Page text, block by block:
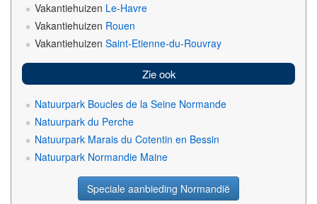
Vakantiehuizen Le-Havre
Vakantiehuizen Rouen
Vakantiehuizen Saint-Etienne-du-Rouvray
Zie ook
Natuurpark Boucles de la Seine Normande
Natuurpark du Perche
Natuurpark Marais du Cotentin en Bessin
Natuurpark Normandie Maine
Speciale aanbieding Normandië